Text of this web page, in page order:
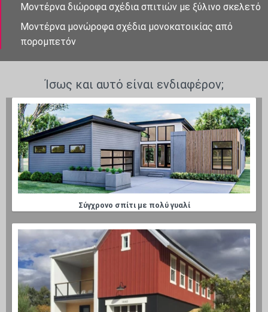
Μοντέρνα διώροφα σχέδια σπιτιών με ξύλινο σκελετό
Μοντέρνα μονώροφα σχέδια μονοκατοικίας από
πορομπετόν
Ίσως και αυτό είναι ενδιαφέρον;
Σύγχρονο σπίτι με πολύ γυαλί